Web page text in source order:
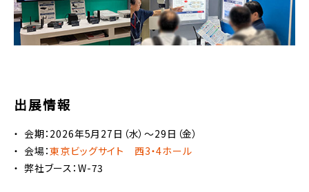
出展情報
会期：2026年5月27日（水）～29日（金）
会場：東京ビッグサイト 西3・4ホール
弊社ブース：W-73